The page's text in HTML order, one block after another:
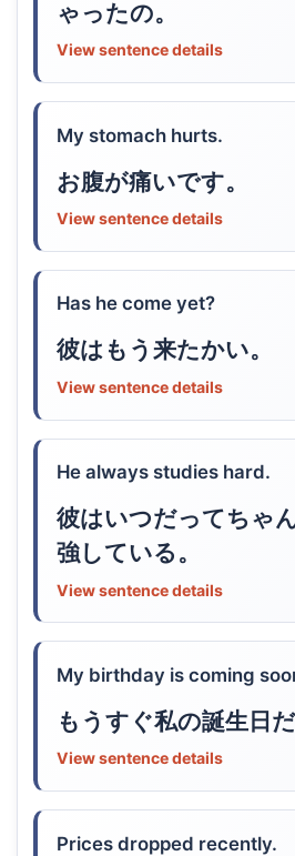
ゃったの。
View sentence details
My stomach hurts.
お腹が痛いです。
View sentence details
Has he come yet?
彼はもう来たかい。
View sentence details
He always studies hard.
彼はいつだってちゃ
強している。
View sentence details
My birthday is coming
もうすぐ私の誕生日だ
View sentence details
Prices dropped recently.